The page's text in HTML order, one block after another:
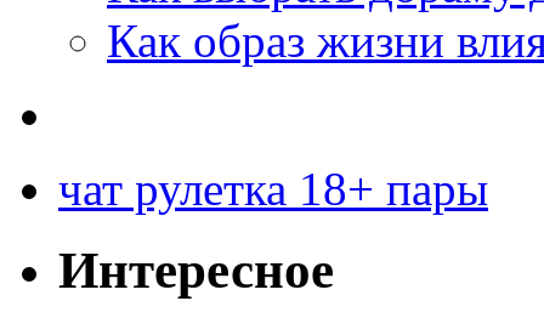
Как образ жизни
чат рулетка 18+ пары
Интересное